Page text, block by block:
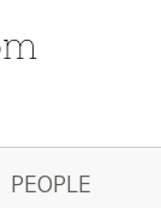
PEOPLE